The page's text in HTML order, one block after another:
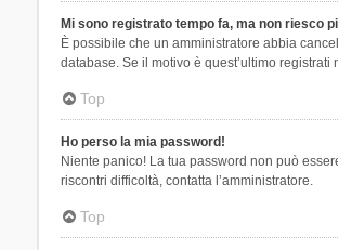
Mi sono registrato tempo fa, ma non riesco
È possibile che un amministratore abbia
database. Se il motivo è quest’ultimo
Top
Ho perso la mia password!
Niente panico! La tua password non può
riscontri difficoltà, contatta l’amministratore.
Top